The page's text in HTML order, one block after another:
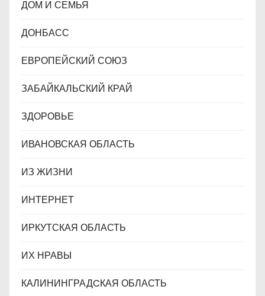
ДОМ И СЕМЬЯ
ДОНБАСС
ЕВРОПЕЙСКИЙ СОЮЗ
ЗАБАЙКАЛЬСКИЙ КРАЙ
ЗДОРОВЬЕ
ИВАНОВСКАЯ ОБЛАСТЬ
ИЗ ЖИЗНИ
ИНТЕРНЕТ
ИРКУТСКАЯ ОБЛАСТЬ
ИХ НРАВЫ
КАЛИНИНГРАДCКАЯ ОБЛАСТЬ